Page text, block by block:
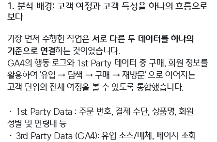
1. 분석 배경: 고객 여정과 고객 특성을 하나의 흐름으로
보다
가장 먼저 수행한 작업은 서로 다른 두 데이터를 하나의
기준으로 연결하는 것이었습니다.
GA4의 행동 로그와 1st Party 데이터 중 구매, 회원 정보를
활용하여 '유입 → 탐색 → 구매 → 재방문' 으로 이어지는
고객 단위의 전체 여정을 볼 수 있도록 통합했습니다.
• 1st Party Data : 주문 번호, 결제 수단, 상품명, 회원
성별 및 연령대 등
• 3rd Party Data (GA4): 유입 소스/매체, 페이지 조회